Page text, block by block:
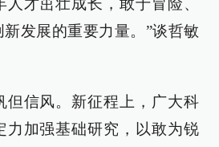
才茁壮成长，敢于冒险、
发展的重要力量。”谈哲敏
但信风。新征程上，广大科
力加强基础研究，以敢为锐